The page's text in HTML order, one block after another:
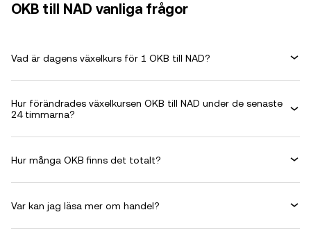
OKB till NAD vanliga frågor
Vad är dagens växelkurs för 1 OKB till NAD?
Hur förändrades växelkursen OKB till NAD under de senaste
24 timmarna?
Hur många OKB finns det totalt?
Var kan jag läsa mer om handel?